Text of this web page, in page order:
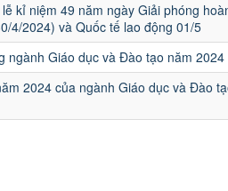
kỉ niệm 49 năm ngày Giải phóng
4/2024) và Quốc tế lao động 01/5
ngành Giáo dục và Đào tạo năm 2024
2024 của ngành Giáo dục và Đào